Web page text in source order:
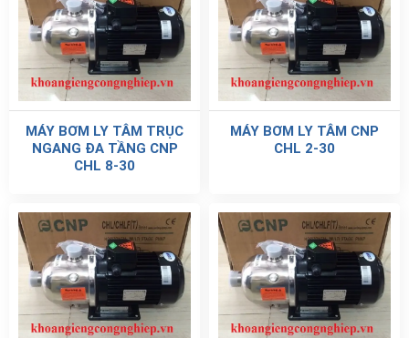
MÁY BƠM LY TÂM TRỤC
NGANG ĐA TẦNG CNP
CHL 8-30
MÁY BƠM LY TÂM CNP
CHL 2-30